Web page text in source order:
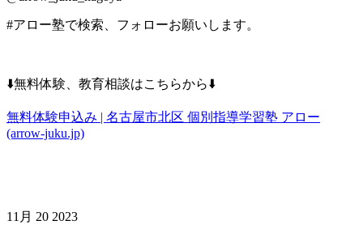
#アロー塾で検索、フォローお願いします。
⬇️無料体験、教育相談はこちらから⬇️
無料体験申込み | 名古屋市北区 個別指導学習塾 アロー
(arrow-juku.jp)
11月 20 2023